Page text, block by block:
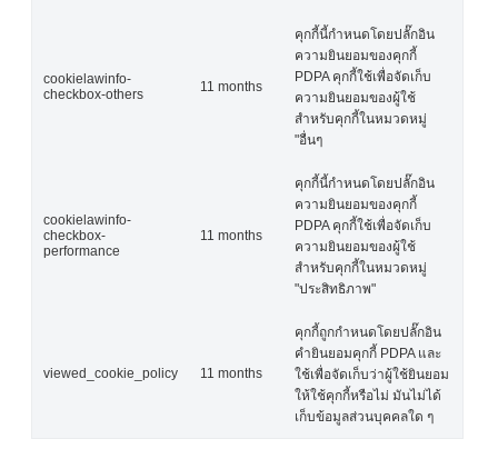
cookielawinfo-
checkbox-others
11 months
คุกกี้นี้กำหนดโดยปลั๊กอิน
ความยินยอมของคุกกี้
PDPA คุกกี้ใช้เพื่อจัดเก็บ
ความยินยอมของผู้ใช้
สำหรับคุกกี้ในหมวดหมู่
"อื่นๆ
cookielawinfo-
checkbox-
performance
11 months
คุกกี้นี้กำหนดโดยปลั๊กอิน
ความยินยอมของคุกกี้
PDPA คุกกี้ใช้เพื่อจัดเก็บ
ความยินยอมของผู้ใช้
สำหรับคุกกี้ในหมวดหมู่
"ประสิทธิภาพ"
viewed_cookie_policy 11 months
คุกกี้ถูกกำหนดโดยปลั๊กอิน
คำยินยอมคุกกี้ PDPA และ
ใช้เพื่อจัดเก็บว่าผู้ใช้ยินยอม
ให้ใช้คุกกี้หรือไม่ มันไม่ได้
เก็บข้อมูลส่วนบุคคลใด ๆ